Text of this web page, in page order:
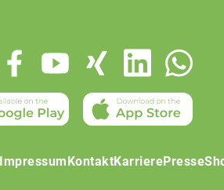
Impressum KontaktKarrierePresse